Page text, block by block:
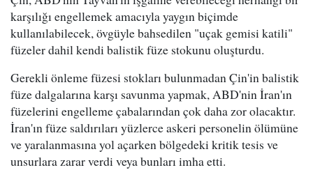
karşılığı engellemek amacıyla yaygın biçimde
kullanılabilecek, övgüyle bahsedilen "uçak gemisi katili"
füzeler dahil kendi balistik füze stokunu oluşturdu.
Gerekli önleme füzesi stokları bulunmadan Çin'in balistik
füze dalgalarına karşı savunma yapmak, ABD'nin İran'ın
füzelerini engelleme çabalarından çok daha zor olacaktır.
İran'ın füze saldırıları yüzlerce askeri personelin ölümüne
ve yaralanmasına yol açarken bölgedeki kritik tesis ve
unsurlara zarar verdi veya bunları imha etti.